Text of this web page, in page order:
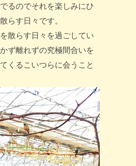
るのでそれを楽しみにひ
らす日々です。
散らす日々を過ごしてい
ず離れずの究極間合いを
くるこいつらに会うこと